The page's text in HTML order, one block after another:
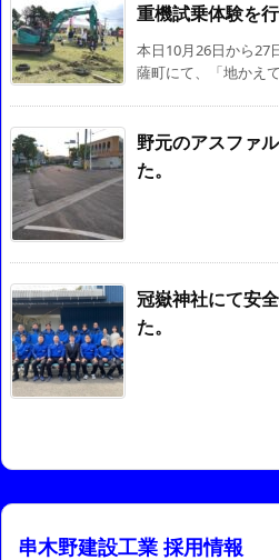
重機試乗体験を
本日10月26日から27
薩町にて、「地かえ
野元のアスファ
た。
冠嶽神社にて安
た。
串木野建設工業 採用情報